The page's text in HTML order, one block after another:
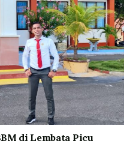
di Lembata Picu